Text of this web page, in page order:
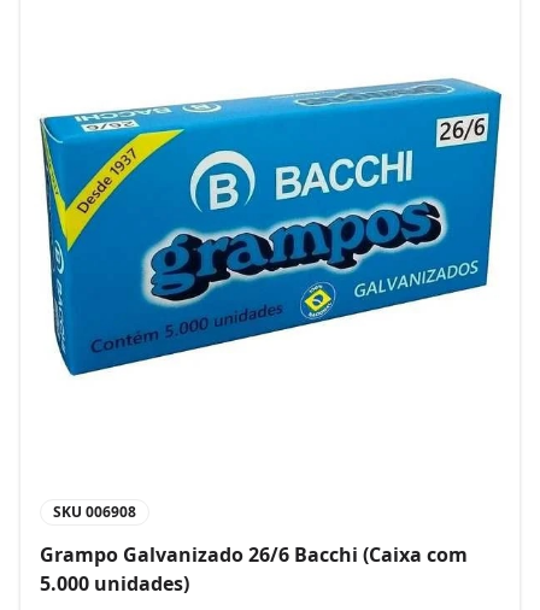
SKU 006908
Grampo Galvanizado 26/6 Bacchi (Caixa com
5.000 unidades)